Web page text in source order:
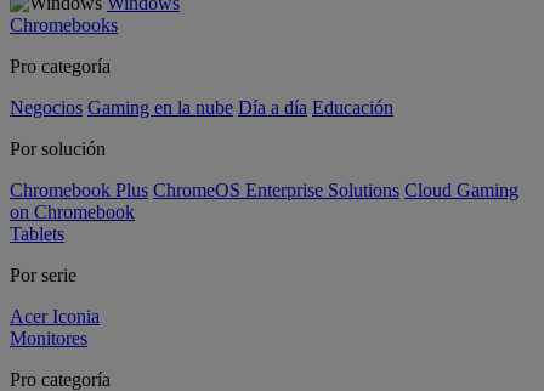
Chromebooks
Pro categoría
Negocios Gaming en la nube Día a día Educación
Por solución
Chromebook Plus ChromeOS Enterprise Solutions Cloud Gaming
on Chromebook
Tablets
Por serie
Acer Iconia
Monitores
Pro categoría